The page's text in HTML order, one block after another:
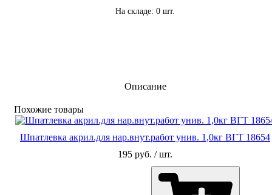
На складе: 0 шт.
Описание
По­хо­жие то­ва­ры
Шпатлевка акрил.для нар.внут.работ унив. 1,0кг ВГТ 18654
195 руб. / шт.